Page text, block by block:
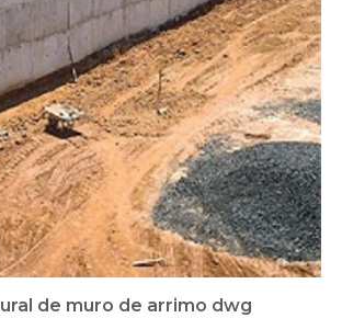
de muro de arrimo dwg